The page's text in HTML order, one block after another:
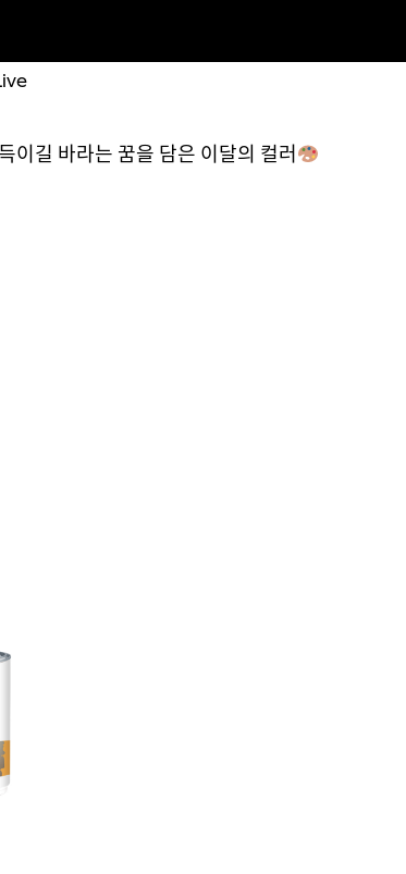
이길 바라는 꿈을 담은 이달의 컬러